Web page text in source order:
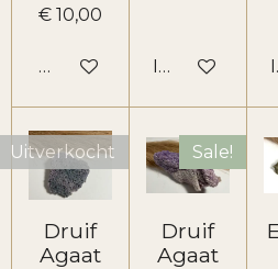
€ 10,00
Houd mij op de hoogte
In
Uitverkocht
Druif
Agaat
Sale!
Druif
Agaat